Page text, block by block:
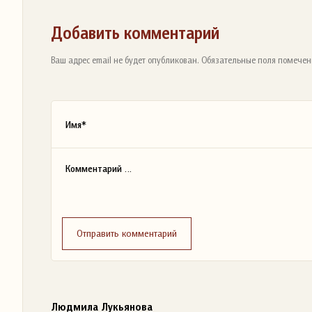
Добавить комментарий
Ваш адрес email не будет опубликован. Обязательные поля
Отправить комментарий
Людмила Лукьянова